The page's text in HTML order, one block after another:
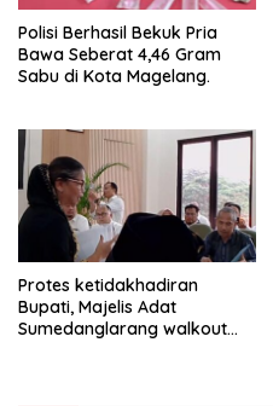
Polisi Berhasil Bekuk Pria
Bawa Seberat 4,46 Gram
Sabu di Kota Magelang.
Protes ketidakhadiran
Bupati, Majelis Adat
Sumedanglarang walkout